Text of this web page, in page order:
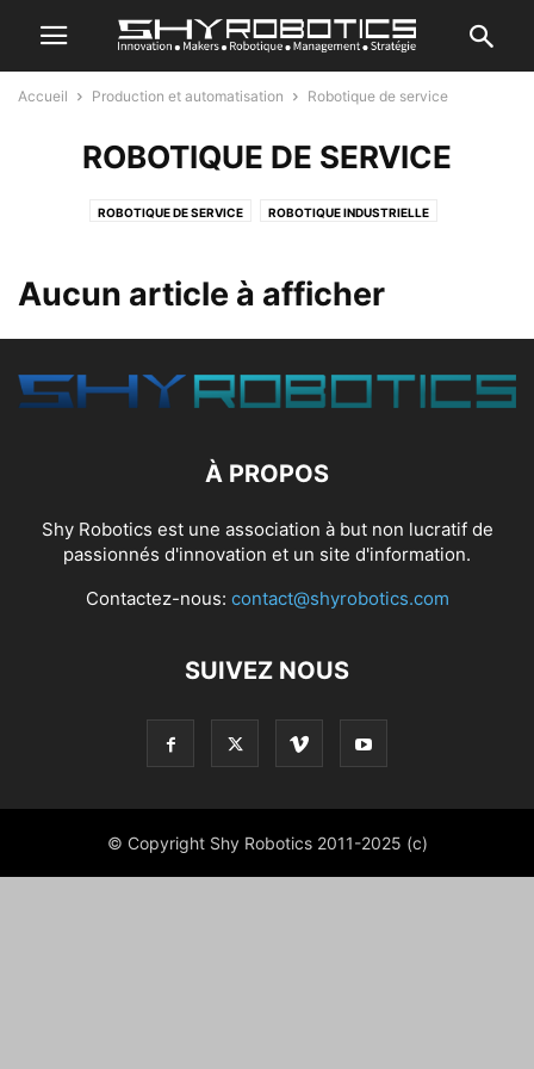
Accueil Production et automatisation Robotique de service
ROBOTIQUE DE SERVICE
ROBOTIQUE DE SERVICE ROBOTIQUE INDUSTRIELLE
Aucun article à afficher
À PROPOS
Shy Robotics est une association à but non lucratif de
passionnés d'innovation et un site d'information.
Contactez-nous: contact@shyrobotics.com
SUIVEZ NOUS
© Copyright Shy Robotics 2011-2025 (c)